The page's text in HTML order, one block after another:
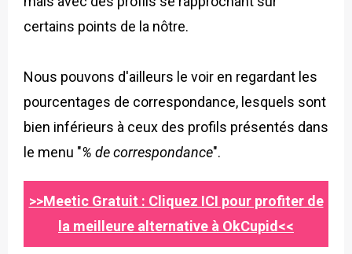
certains points de la nôtre.
Nous pouvons d'ailleurs le voir en regardant les
pourcentages de correspondance, lesquels sont
bien inférieurs à ceux des profils présentés dans
le menu "% de correspondance".
>>Meetic Gratuit : Cliquez ICI pour profiter de
la meilleure alternative à OkCupid<<